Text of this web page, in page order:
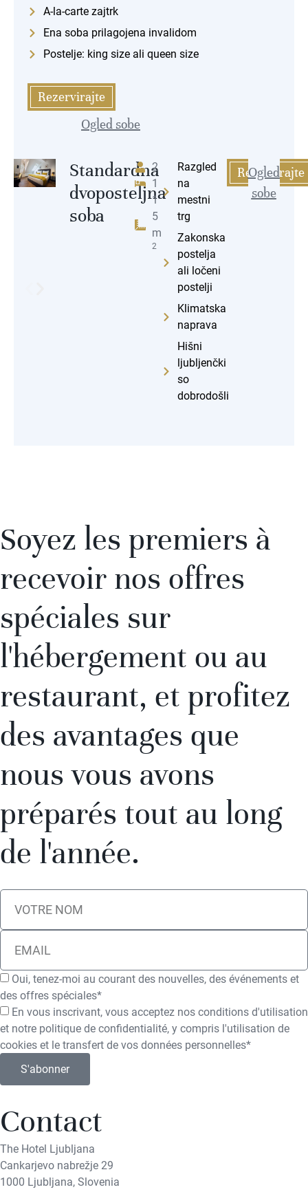
A-la-carte zajtrk
Ena soba prilagojena invalidom
Postelje: king size ali queen size
Rezervirajte
Ogled sobe
Standardna
dvoposteljna
soba
2
1
1
5
m
2
Razgled
na
mestni
trg
Zakonska
postelja
ali ločeni
postelji
Klimatska
naprava
Hišni
ljubljenčki
so
dobrodošli
Rezervirajte
Ogled
sobe
Soyez les premiers à
recevoir nos offres
spéciales sur
l'hébergement ou au
restaurant, et profitez
des avantages que
nous vous avons
préparés tout au long
de l'année.
Oui, tenez-moi au courant des nouvelles, des événements et
des offres spéciales*
En vous inscrivant, vous acceptez nos conditions d'utilisation
et notre politique de confidentialité, y compris l'utilisation de
cookies et le transfert de vos données personnelles*
S'abonner
Contact
The Hotel Ljubljana
Cankarjevo nabrežje 29
1000 Ljubljana, Slovenia